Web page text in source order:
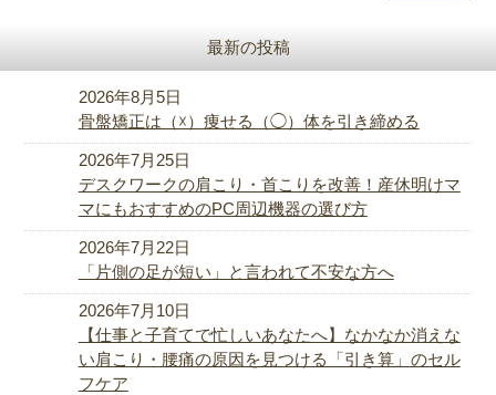
最新の投稿
2026年8月5日
骨盤矯正は（☓）痩せる（◯）体を引き締める
2026年7月25日
デスクワークの肩こり・首こりを改善！産休明けマ
マにもおすすめのPC周辺機器の選び方
2026年7月22日
「片側の足が短い」と言われて不安な方へ
2026年7月10日
【仕事と子育てで忙しいあなたへ】なかなか消えな
い肩こり・腰痛の原因を見つける「引き算」のセル
フケア